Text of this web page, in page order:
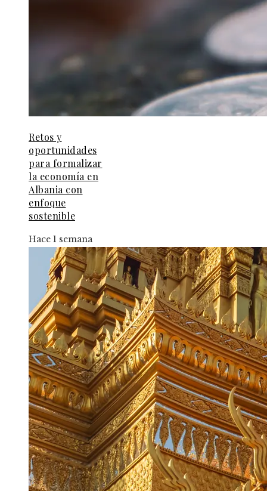
Retos y
oportunidades
para formalizar
la economía en
Albania con
enfoque
sostenible
Hace 1 semana